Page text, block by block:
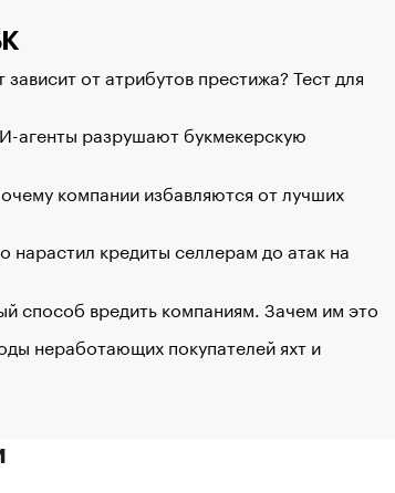
от атрибутов престижа? Тест для
агенты разрушают букмекерскую
компании избавляются от лучших
нарастил кредиты селлерам до атак на
способ вредить компаниям. Зачем им это
неработающих покупателей яхт и